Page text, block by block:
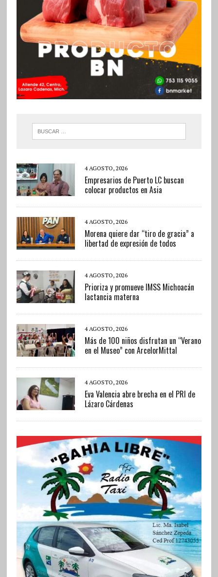
4 AGOSTO, 2026
Empresarios de Puerto LC buscan
colocar productos en Asia
4 AGOSTO, 2026
Morena quiere dar “tiro de gracia” a
libertad de expresión de todos
4 AGOSTO, 2026
Prioriza y promueve IMSS Michoacán
lactancia materna
4 AGOSTO, 2026
Más de 100 niños disfrutan un “Verano
en el Museo” con ArcelorMittal
4 AGOSTO, 2026
Eva Valencia abre brecha en el PRI de
Lázaro Cárdenas